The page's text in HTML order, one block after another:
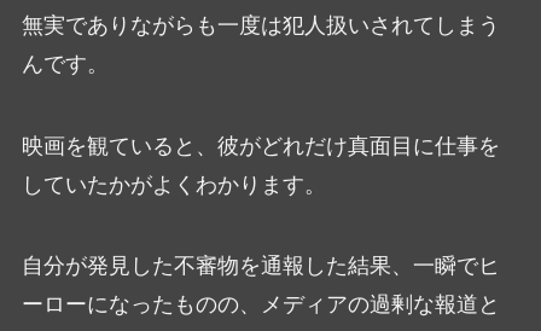
無実でありながらも一度は犯人扱いされてしまう
んです。
映画を観ていると、彼がどれだけ真面目に仕事を
していたかがよくわかります。
自分が発見した不審物を通報した結果、一瞬でヒ
ーローになったものの、メディアの過剰な報道と